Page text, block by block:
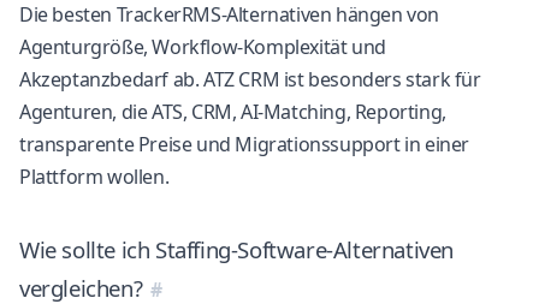
Die besten TrackerRMS-Alternativen hängen von
Agenturgröße, Workflow-Komplexität und
Akzeptanzbedarf ab. ATZ CRM ist besonders stark für
Agenturen, die ATS, CRM, AI-Matching, Reporting,
transparente Preise und Migrationssupport in einer
Plattform wollen.
Wie sollte ich Staffing-Software-Alternativen
vergleichen?